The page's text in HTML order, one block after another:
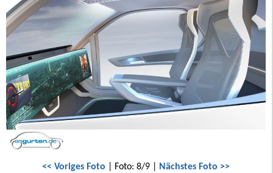
<< Voriges Foto | Foto: 8/9 | Nächstes Foto >>